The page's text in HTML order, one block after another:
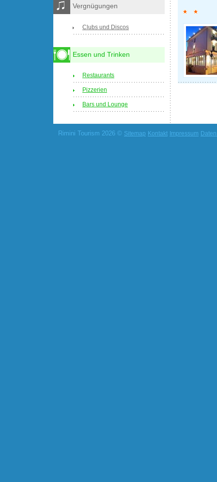
Vergnügungen
Clubs und Discos
Essen und Trinken
Restaurants
Pizzerien
Bars und Lounge
Rimini Tourism 2026 © Sitemap Kontakt Impressum